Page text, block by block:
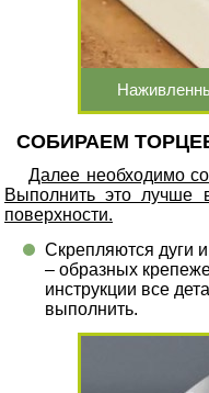
СОБИРАЕМ
Далее необходимо
Выполнить это лучше
поверхности.
Скрепляются дуги
– образных
инструкции все
выполнить.